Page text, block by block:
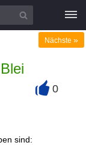
Nächste »
0
sind: